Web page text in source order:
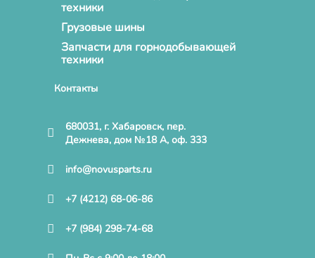
техники
Грузовые шины
Запчасти для горнодобывающей
техники
Контакты
680031, г. Хабаровск, пер.
Дежнева, дом №18 А, оф. 333
info@novusparts.ru
+7 (4212) 68-06-86
+7 (984) 298-74-68